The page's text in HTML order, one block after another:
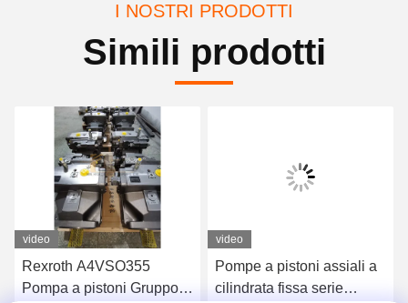
I NOSTRI PRODOTTI
Simili prodotti
video
Rexroth A4VSO355
Pompa a pistoni Gruppo
video
Pompe a pistoni assiali a
cilindrata fissa serie